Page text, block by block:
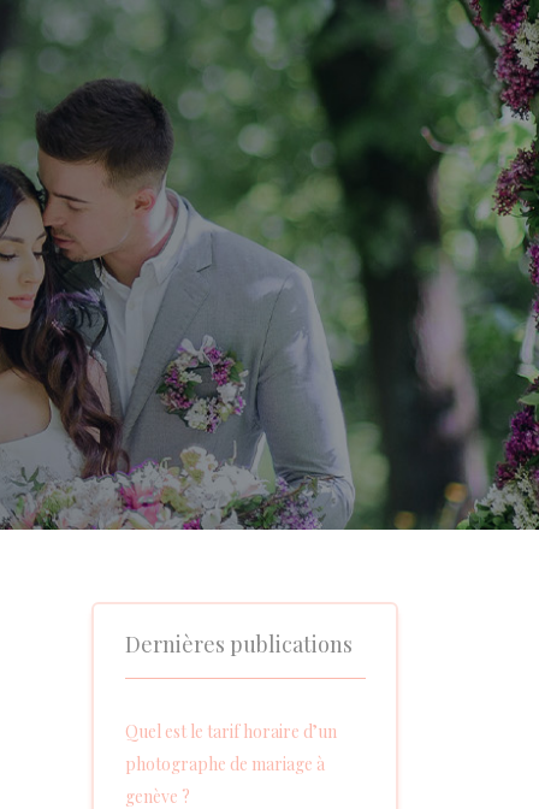
Dernières publications
Quel est le tarif horaire d’un
photographe de mariage à
genève ?